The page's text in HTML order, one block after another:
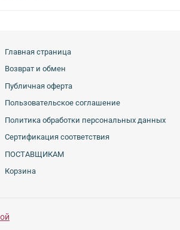
Главная страница
Возврат и обмен
Публичная оферта
Пользовательское соглашение
Политика обработки персональных данных
Сертификация соответствия
ПОСТАВЩИКАМ
Корзина